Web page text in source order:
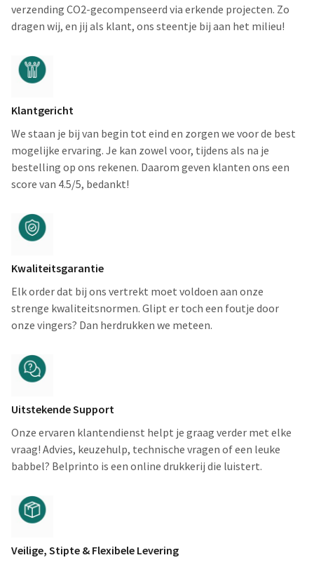
verzending CO2-gecompenseerd via erkende projecten. Zo
dragen wij, en jij als klant, ons steentje bij aan het milieu!
Klantgericht
We staan je bij van begin tot eind en zorgen we voor de best
mogelijke ervaring. Je kan zowel voor, tijdens als na je
bestelling op ons rekenen. Daarom geven klanten ons een
score van 4.5/5, bedankt!
Kwaliteitsgarantie
Elk order dat bij ons vertrekt moet voldoen aan onze
strenge kwaliteitsnormen. Glipt er toch een foutje door
onze vingers? Dan herdrukken we meteen.
Uitstekende Support
Onze ervaren klantendienst helpt je graag verder met elke
vraag! Advies, keuzehulp, technische vragen of een leuke
babbel? Belprinto is een online drukkerij die luistert.
Veilige, Stipte & Flexibele Levering